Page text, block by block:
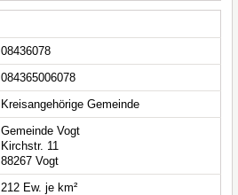
08436078
084365006078
Kreisangehörige Gemeinde
Gemeinde Vogt
Kirchstr. 11
88267 Vogt
212 Ew. je km²